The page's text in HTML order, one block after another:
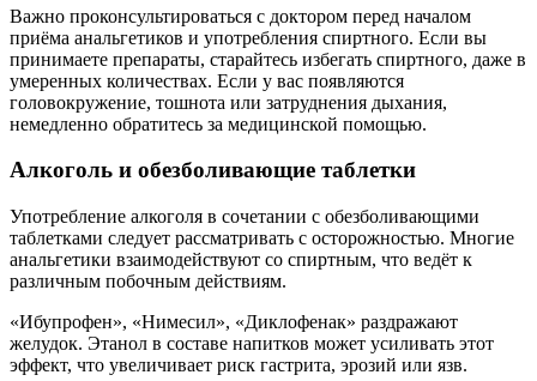
Важно проконсультироваться с доктором перед началом
приёма анальгетиков и употребления спиртного. Если вы
принимаете препараты, старайтесь избегать спиртного, даже в
умеренных количествах. Если у вас появляются
головокружение, тошнота или затруднения дыхания,
немедленно обратитесь за медицинской помощью.
Алкоголь и обезболивающие таблетки
Употребление алкоголя в сочетании с обезболивающими
таблетками следует рассматривать с осторожностью. Многие
анальгетики взаимодействуют со спиртным, что ведёт к
различным побочным действиям.
«Ибупрофен», «Нимесил», «Диклофенак» раздражают
желудок. Этанол в составе напитков может усиливать этот
эффект, что увеличивает риск гастрита, эрозий или язв.